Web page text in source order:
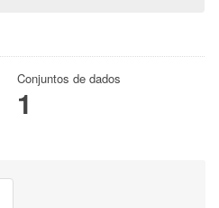
Conjuntos de dados
1